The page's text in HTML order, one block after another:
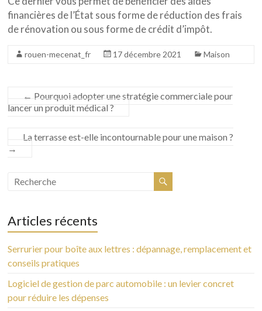
financières de l’État sous forme de réduction des frais
de rénovation ou sous forme de crédit d’impôt.
rouen-mecenat_fr 17 décembre 2021 Maison
← Pourquoi adopter une stratégie commerciale pour
lancer un produit médical ?
La terrasse est-elle incontournable pour une maison ?
→
Articles récents
Serrurier pour boîte aux lettres : dépannage, remplacement et
conseils pratiques
Logiciel de gestion de parc automobile : un levier concret
pour réduire les dépenses